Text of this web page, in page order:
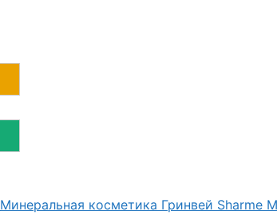
Минеральная косметика Гринвей Sharme